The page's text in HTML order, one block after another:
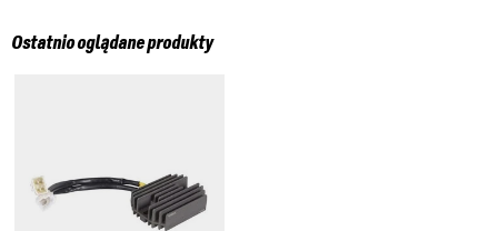
Ostatnio oglądane produkty